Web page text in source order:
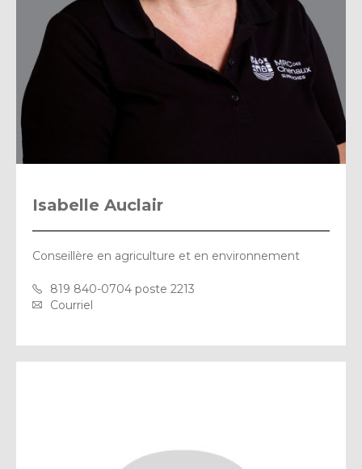
Isabelle Auclair
Conseillère en agriculture et en environnement
819 840-0704 poste 2213
Courriel